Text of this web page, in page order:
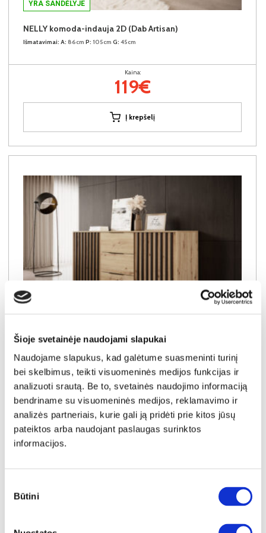
Šioje svetainėje naudojami slapukai
Naudojame slapukus, kad galėtume suasmeninti turinį
bei skelbimus, teikti visuomeninės medijos funkcijas ir
analizuoti srautą. Be to, svetainės naudojimo informaciją
bendriname su visuomeninės medijos, reklamavimo ir
analizės partneriais, kurie gali ją pridėti prie kitos jūsų
pateiktos arba naudojant paslaugas surinktos
informacijos.
pasirinkimas
Būtini
YRA SANDĖLYJE
NELLY komoda-indauja 2D (Dab Artisan)
Išmatavimai: A: 86cm P: 105cm G: 45cm
Kaina:
119€
Į krepšelį
YRA SANDĖLYJE
NELLY komoda-indauja 3D (Dab Artisan)
Išmatavimai: A:86cmP:155cm G:45cm
Kaina:
174€